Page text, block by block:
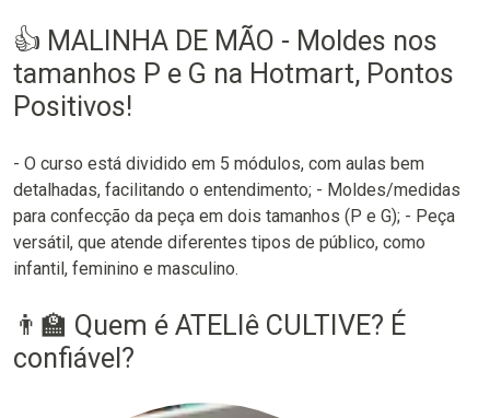
👍 MALINHA DE MÃO - Moldes nos
tamanhos P e G na Hotmart, Pontos
Positivos!
- O curso está dividido em 5 módulos, com aulas bem
detalhadas, facilitando o entendimento; - Moldes/medidas
para confecção da peça em dois tamanhos (P e G); - Peça
versátil, que atende diferentes tipos de público, como
infantil, feminino e masculino.
👨‍🏫 Quem é ATELIê CULTIVE? É
confiável?